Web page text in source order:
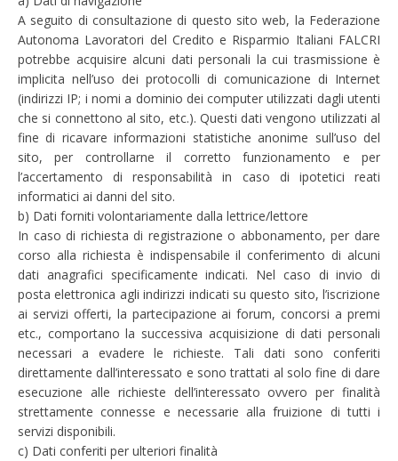
A seguito di consultazione di questo sito web, la Federazione
Autonoma Lavoratori del Credito e Risparmio Italiani FALCRI
potrebbe acquisire alcuni dati personali la cui trasmissione è
implicita nell’uso dei protocolli di comunicazione di Internet
(indirizzi IP; i nomi a dominio dei computer utilizzati dagli utenti
che si connettono al sito, etc.). Questi dati vengono utilizzati al
fine di ricavare informazioni statistiche anonime sull’uso del
sito, per controllarne il corretto funzionamento e per
l’accertamento di responsabilità in caso di ipotetici reati
informatici ai danni del sito.
b) Dati forniti volontariamente dalla lettrice/lettore
In caso di richiesta di registrazione o abbonamento, per dare
corso alla richiesta è indispensabile il conferimento di alcuni
dati anagrafici specificamente indicati. Nel caso di invio di
posta elettronica agli indirizzi indicati su questo sito, l’iscrizione
ai servizi offerti, la partecipazione ai forum, concorsi a premi
etc., comportano la successiva acquisizione di dati personali
necessari a evadere le richieste. Tali dati sono conferiti
direttamente dall’interessato e sono trattati al solo fine di dare
esecuzione alle richieste dell’interessato ovvero per finalità
strettamente connesse e necessarie alla fruizione di tutti i
servizi disponibili.
c) Dati conferiti per ulteriori finalità